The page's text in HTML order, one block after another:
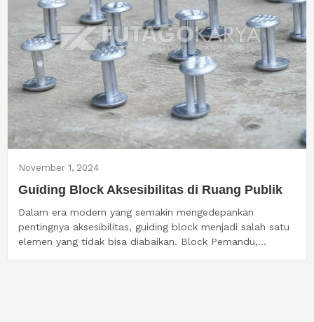
November 1, 2024
Guiding Block Aksesibilitas di Ruang Publik
Dalam era modern yang semakin mengedepankan
pentingnya aksesibilitas, guiding block menjadi salah satu
elemen yang tidak bisa diabaikan. Block Pemandu,...